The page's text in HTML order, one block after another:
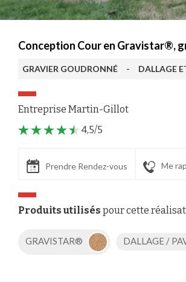
Conception Cour en Gravistar®,
GRAVIER GOUDRONNÉ - DALLAGE
Entreprise Martin-Gillot
4,5/5
Prendre Rendez-vous Me
Produits utilisés pour cette
GRAVISTAR® DALLAGE /